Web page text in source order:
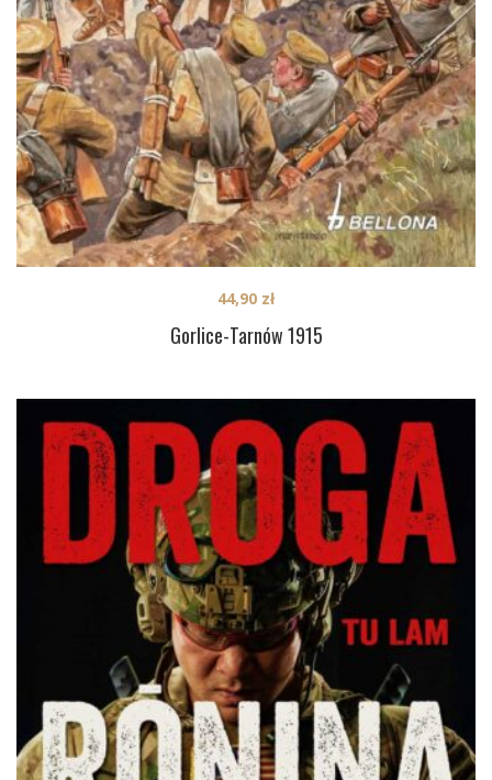
Gorlice-Tarnów 1915
44,90 zł